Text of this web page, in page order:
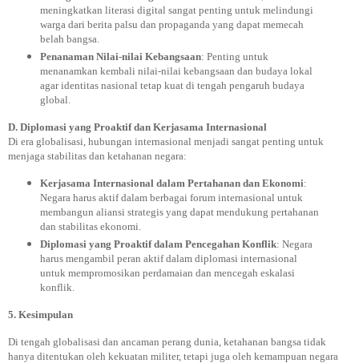
meningkatkan literasi digital sangat penting untuk melindungi
warga dari berita palsu dan propaganda yang dapat memecah
belah bangsa.
Penanaman Nilai-nilai Kebangsaan: Penting untuk
menanamkan kembali nilai-nilai kebangsaan dan budaya lokal
agar identitas nasional tetap kuat di tengah pengaruh budaya
global.
D. Diplomasi yang Proaktif dan Kerjasama Internasional
Di era globalisasi, hubungan internasional menjadi sangat penting untuk
menjaga stabilitas dan ketahanan negara:
Kerjasama Internasional dalam Pertahanan dan Ekonomi:
Negara harus aktif dalam berbagai forum internasional untuk
membangun aliansi strategis yang dapat mendukung pertahanan
dan stabilitas ekonomi.
Diplomasi yang Proaktif dalam Pencegahan Konflik: Negara
harus mengambil peran aktif dalam diplomasi internasional
untuk mempromosikan perdamaian dan mencegah eskalasi
konflik.
5. Kesimpulan
Di tengah globalisasi dan ancaman perang dunia, ketahanan bangsa tidak
hanya ditentukan oleh kekuatan militer, tetapi juga oleh kemampuan negara